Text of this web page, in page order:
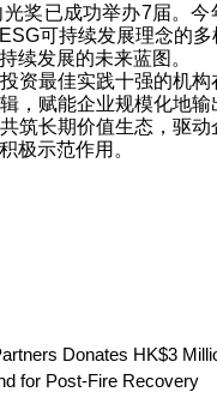
奖已成功举办7届。今
可持续发展理念的
续发展的未来蓝图。
资最佳实践十强的机
，赋能企业规模化地
筑长期价值生态，驱动
极示范作用。
Donates HK$3
for Post-Fire Recovery